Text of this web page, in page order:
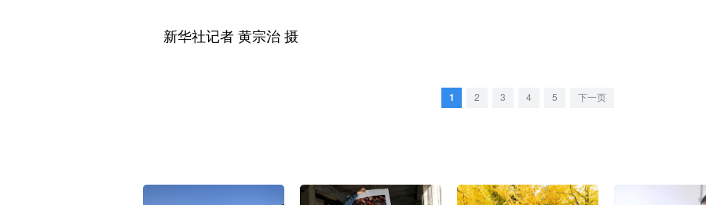
新华社记者 黄宗治 摄
1 2 3 4 5 下一页